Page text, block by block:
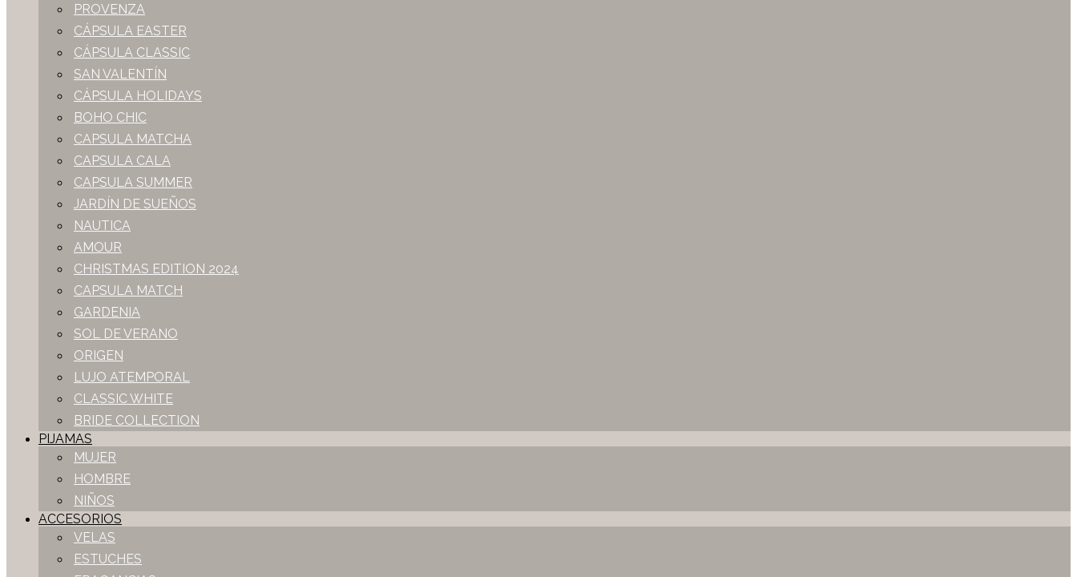
PROVENZA
CÁPSULA EASTER
CÁPSULA CLASSIC
SAN VALENTÍN
CÁPSULA HOLIDAYS
BOHO CHIC
CAPSULA MATCHA
CAPSULA CALA
CAPSULA SUMMER
JARDÍN DE SUEÑOS
NAUTICA
AMOUR
CHRISTMAS EDITION 2024
CAPSULA MATCH
GARDENIA
SOL DE VERANO
ORIGEN
LUJO ATEMPORAL
CLASSIC WHITE
BRIDE COLLECTION
PIJAMAS
MUJER
HOMBRE
NIÑOS
ACCESORIOS
VELAS
ESTUCHES